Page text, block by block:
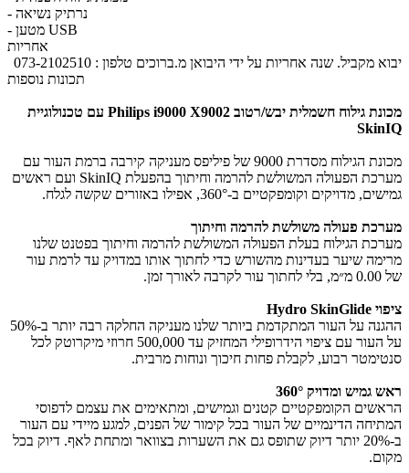
- נרתיק נשיאה
- מטען USB
אחריות
יבוא מקביל. שנה אחריות על ידי היבואן מ.ברוכים טלפון : 073-2102510
תכונות נוספות
מכונת גילוח חשמלית יבש/רטוב​ Philips i9000 X9002 עם טכנולוגיית
SkinIQ
מכונת הגילוח מסדרת 9000 של פיליפס מעניקה קירבה ברמת העור עם
מערכת הפעולה המשולשת להרמה וחיתוך בהפעלת SkinIQ ועם ראשים
גמישים, מדויקים וקומפקטיים ב-360°, אפילו באזורים שקשה לגלח.
מערכת פעולה משולשת להרמה וחיתוך
מערכת הגילוח בעלת הפעולה המשולשת להרמה וחיתוך בפטנט שלנו
מרימה שיער בעדינות מהשורש כדי לחתוך אותו במדויק עד לרמת עור
של 0.00 מ״מ, בלי לחתוך עור לקרבה לאורך זמן.
ציפוי Hydro SkinGlide
ההגנה על העור המתקדמת ביותר שלנו מעניקה החלקה רבה יותר ב-50%
על העור עם ציפוי הידרופילי המחזיק עד 500,000 חרוזי מיקרוטק לכל
סנטימטר רבוע, לקבלת פחות חיכוך ונוחות מרבית.
ראש גמיש ומדויק 360°
הראשים הקומפקטיים קטנים וגמישים, ומתאימים את עצמם לדפוסי
המתיחה הדינמיים של העור בכל קימור של הפנים, למגע מיידי עם העור
ב-20% יותר דיוק שתופס גם את השערות בצוואר ומתחת לאף. דיוק בכל
מקום.